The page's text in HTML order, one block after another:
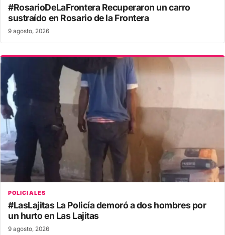
#RosarioDeLaFrontera Recuperaron un carro
sustraído en Rosario de la Frontera
9 agosto, 2026
POLICIALES
#LasLajitas La Policía demoró a dos hombres por
un hurto en Las Lajitas
9 agosto, 2026